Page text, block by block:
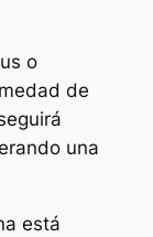
o
de
una
está